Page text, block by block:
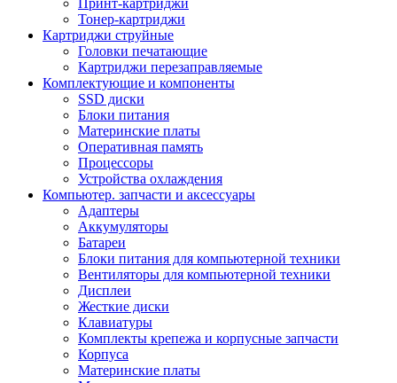
Принт-картриджи
Тонер-картриджи
Картриджи струйные
Головки печатающие
Картриджи перезаправляемые
Комплектующие и компоненты
SSD диски
Блоки питания
Материнские платы
Оперативная память
Процессоры
Устройства охлаждения
Компьютер. запчасти и аксессуары
Адаптеры
Аккумуляторы
Батареи
Блоки питания для компьютерной техники
Вентиляторы для компьютерной техники
Дисплеи
Жесткие диски
Клавиатуры
Комплекты крепежа и корпусные запчасти
Корпуса
Материнские платы